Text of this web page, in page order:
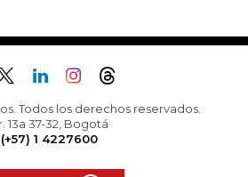
Todos los derechos reservados.
13a 37-32, Bogotá
(+57) 1 4227600